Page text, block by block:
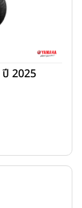
2025